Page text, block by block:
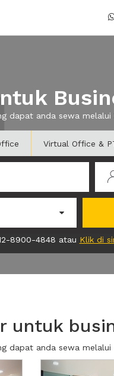
dapat anda sewa melalui
Virtual Office &
8900-4848 atau Klik di
untuk
dapat anda sewa melalui
Next2 Previous